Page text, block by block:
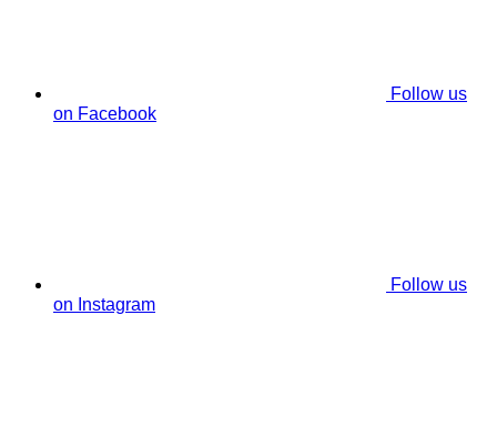
Follow us
on Facebook
Follow us
on Instagram